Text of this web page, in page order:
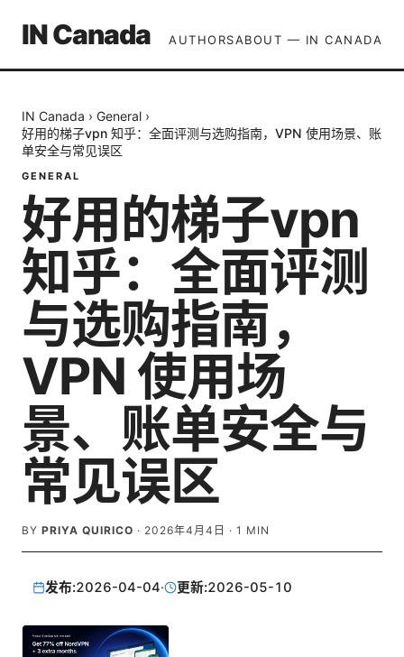
IN Canada AUTHORSABOUT — IN CANADA
IN Canada › General ›
好用的梯子vpn 知乎：全面评测与选购指南，VPN 使用场景、账
单安全与常见误区
GENERAL
好用的梯子vpn
知乎：全面评测
与选购指南，
VPN 使用场
景、账单安全与
常见误区
BY PRIYA QUIRICO · 2026年4月4日 · 1 MIN
发布:2026-04-04· 更新:2026-05-10